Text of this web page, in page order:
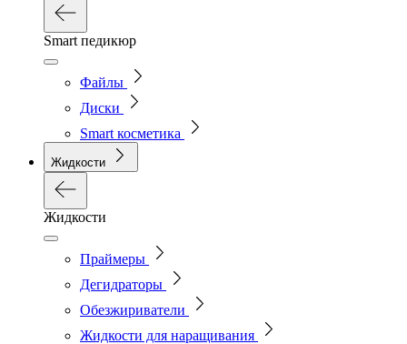
Smart педикюр
Файлы
Диски
Smart косметика
Жидкости
Жидкости
Праймеры
Дегидраторы
Обезжириватели
Жидкости для наращивания